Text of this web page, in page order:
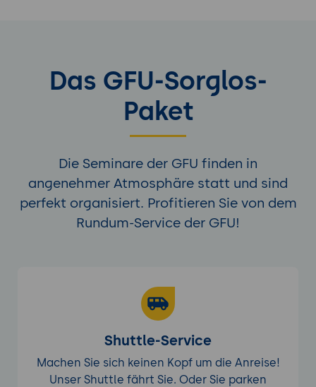
Das GFU-Sorglos-
Paket
Die Seminare der GFU finden in
angenehmer Atmosphäre statt und sind
perfekt organisiert. Profitieren Sie von dem
Rundum-Service der GFU!
Shuttle-Service
Machen Sie sich keinen Kopf um die Anreise!
Unser Shuttle fährt Sie. Oder Sie parken